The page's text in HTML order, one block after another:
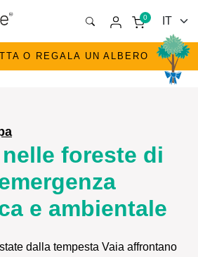
0
O REGALA UN ALBERO
foreste di
e ambientale
dalla tempesta Vaia affrontano